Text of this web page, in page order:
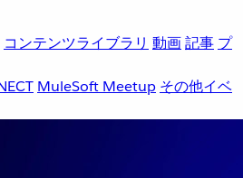
コンテンツライブラリ 動画記事 プ
MuleSoft Meetup その他イベ